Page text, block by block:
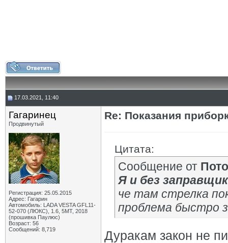
17.03.2021, 11:40
Гагаринец
Продвинутый
Регистрация: 25.05.2015
Адрес: Гагарин
Автомобиль: LADA VESTA GFL11-
52-070 (ЛЮКС), 1.6, 5МТ, 2018
(прошивка Паулюс)
Возраст: 56
Сообщений: 8,719
Re: Показания
Цитата:
Сообщение от
Я и без
че там стрелка
проблема быстро
Дуракам закон не